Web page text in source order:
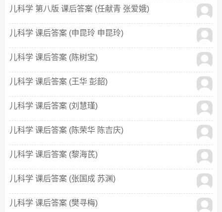
儿科学 第八版 课后答案 (任献青 张爱娥)
儿科学 课后答案 (申昆玲 申昆玲)
儿科学 课后答案 (陈树宝)
儿科学 课后答案 (王华 彭韶)
儿科学 课后答案 (刘慧瑾)
儿科学 课后答案 (陈荣华 陈吉庆)
儿科学 课后答案 (黎海芪)
儿科学 课后答案 (张国成 苏渊)
儿科学 课后答案 (樊寻梅)